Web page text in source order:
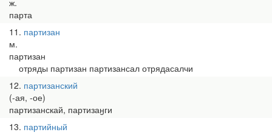
ж.
парта
11 партизан
м.
партизан
отряды партизан партизансал отрядасалчи
12 партизанский
(-ая, -ое)
партизанскай, партизаӈги
13 партийный